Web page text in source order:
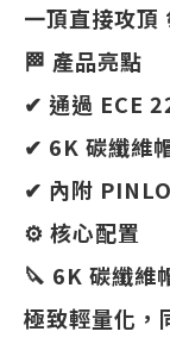
一頂直接攻頂
🏁 產品亮點
✔ 通過 ECE
✔ 6K 碳纖維
✔ 內附
⚙️ 核心配置
🔪 6K 碳纖維
極致輕量化，